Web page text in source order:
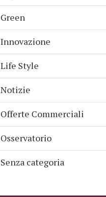
Green
Innovazione
Life Style
Notizie
Offerte Commerciali
Osservatorio
Senza categoria